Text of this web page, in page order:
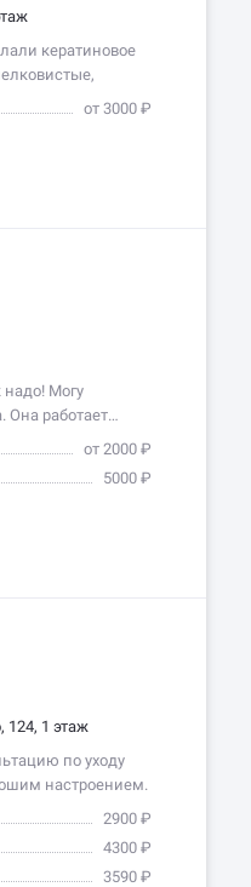
кератиновое
от 3000 ₽
надо! Могу
Она работает…
от 2000 ₽
5000 ₽
124, 1 этаж
по уходу
настроением.
2900 ₽
4300 ₽
3590 ₽